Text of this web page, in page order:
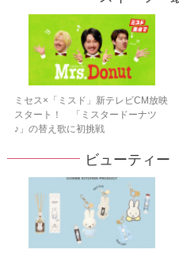
ミセス×「ミスド」新テレビCM放映
スタート！ 「ミスタードーナツ
♪」の替え歌に初挑戦
ビューティ